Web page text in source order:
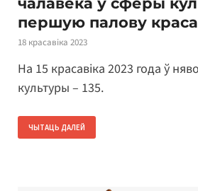
першую палову
18 красавіка 2023
На 15 красавіка 2023 года ў
культуры – 135.
ЧЫТАЦЬ ДАЛЕЙ